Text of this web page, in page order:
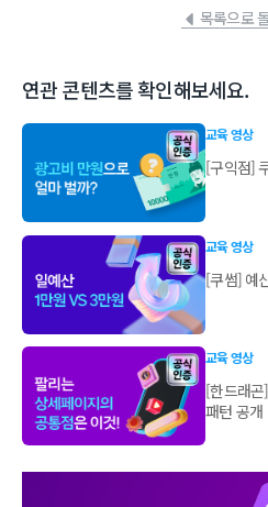
목록으로
연관 콘텐츠를 확인해보세요.
교육 영상
[구익점]
교육 영상
[쿠썸] 예
교육 영상
[한드래
패턴 공개